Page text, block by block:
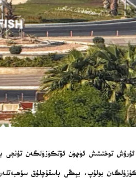
ئۇرۇش توختىتىش ئۈچۈن ئۆتكۈزۈلگەن
بولۇپ، يېڭى باسقۇچلۇق